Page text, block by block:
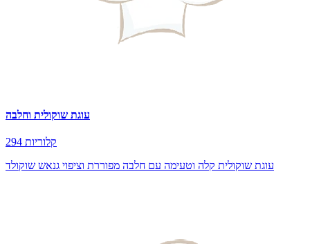
עוגת שוקולית וחלבה
294 קלוריות
עוגת שוקולית קלה וטעימה עם חלבה מפוררת וציפוי גנאש שוקולד